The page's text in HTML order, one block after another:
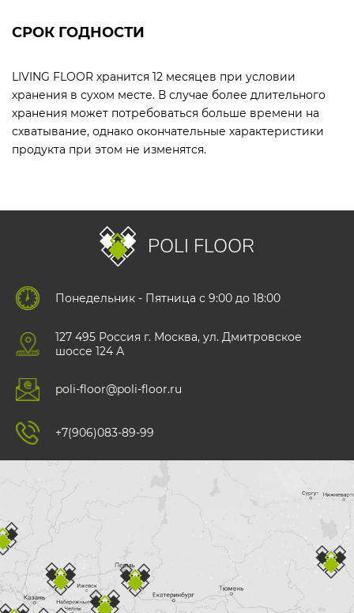
СРОК ГОДНОСТИ
LIVING FLOOR хранится 12 месяцев при условии
хранения в сухом месте. В случае более длительного
хранения может потребоваться больше времени на
схватывание, однако окончательные характеристики
продукта при этом не изменятся.
POLI FLOOR
Понедельник - Пятница с 9:00 до 18:00
127 495 Роccия г. Москва, ул. Дмитровское
шоссе 124 А
poli-floor@poli-floor.ru
+7(906)083-89-99